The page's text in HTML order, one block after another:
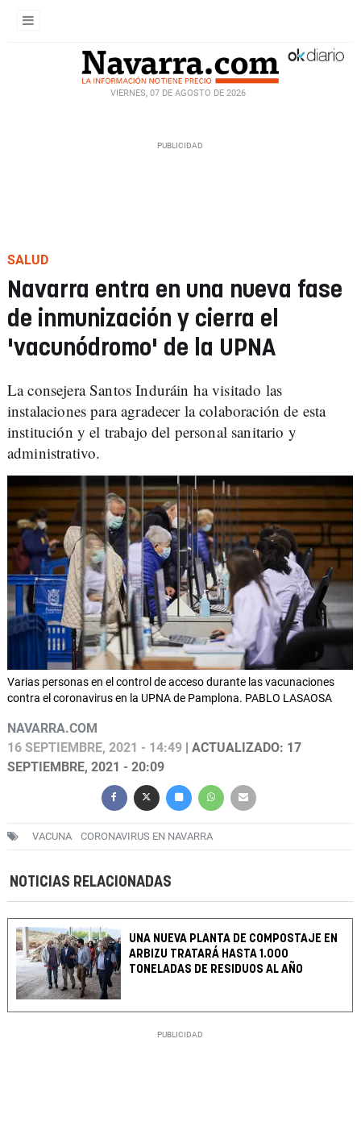
VIERNES, 07 DE AGOSTO DE 2026
SALUD
Navarra entra en una nueva fase
de inmunización y cierra el
'vacunódromo' de la UPNA
La consejera Santos Induráin ha visitado las
instalaciones para agradecer la colaboración de esta
institución y el trabajo del personal sanitario y
administrativo.
Varias personas en el control de acceso durante las vacunaciones
contra el coronavirus en la UPNA de Pamplona. PABLO LASAOSA
NAVARRA.COM
16 SEPTIEMBRE, 2021 - 14:49 | ACTUALIZADO: 17
SEPTIEMBRE, 2021 - 20:09
VACUNA CORONAVIRUS EN NAVARRA
NOTICIAS RELACIONADAS
UNA NUEVA PLANTA DE COMPOSTAJE EN
ARBIZU TRATARÁ HASTA 1.000
TONELADAS DE RESIDUOS AL AÑO